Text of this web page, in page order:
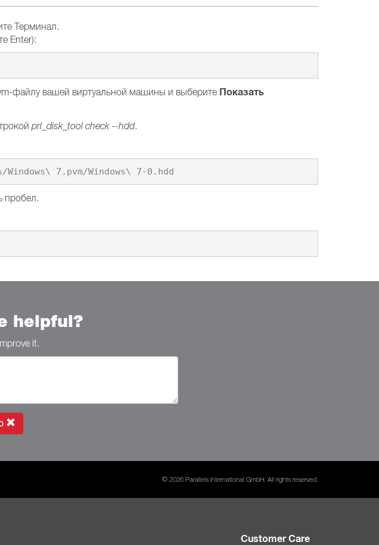
Терминал.
Enter):
файлу вашей виртуальной машины и выберите Показать
prl_disk_tool check --hdd.
пробел.
helpful?
it.
© 2026 Parallels International GmbH. All rights reserved.
Customer Care